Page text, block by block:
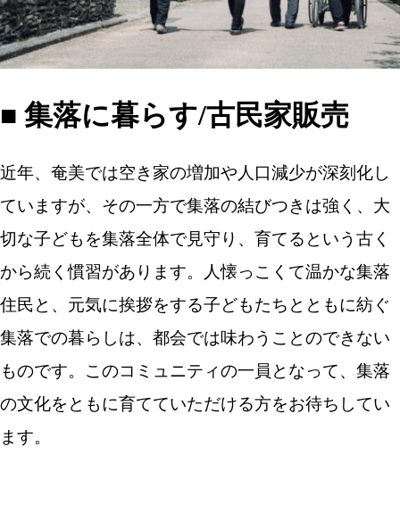
■ 集落に暮らす/古民家販売
近年、奄美では空き家の増加や人口減少が深刻化し
ていますが、その一方で集落の結びつきは強く、大
切な子どもを集落全体で見守り、育てるという古く
から続く慣習があります。人懐っこくて温かな集落
住民と、元気に挨拶をする子どもたちとともに紡ぐ
集落での暮らしは、都会では味わうことのできない
ものです。このコミュニティの一員となって、集落
の文化をともに育てていただける方をお待ちしてい
ます。